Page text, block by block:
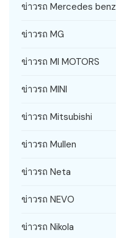
ข่าวรถ Mercedes benz
ข่าวรถ MG
ข่าวรถ MI MOTORS
ข่าวรถ MINI
ข่าวรถ Mitsubishi
ข่าวรถ Mullen
ข่าวรถ Neta
ข่าวรถ NEVO
ข่าวรถ Nikola